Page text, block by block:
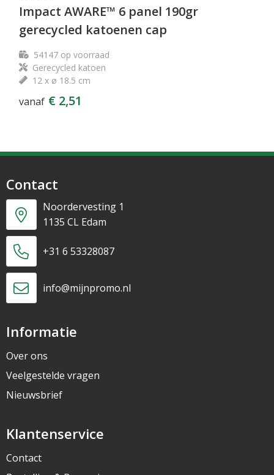
Impact AWARE™ 6 panel 190gr
gerecycled katoenen cap
54147op voorraad
Gerecycled katoen
12 x ø 18.5 cm
vanaf € 2,51
Contact
Noordervesting 1
1135 CL Edam
+31 6 53328087
info@mijnpromo.nl
Informatie
Over ons
Veelgestelde vragen
Nieuwsbrief
Klantenservice
Contact